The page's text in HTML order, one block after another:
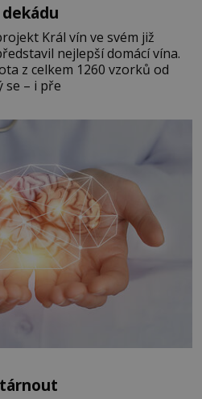
Král vín ve svém již
nejlepší domácí vína.
z celkem 1260 vzorků od
se – i pře